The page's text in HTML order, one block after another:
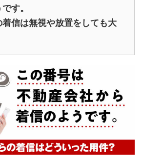
す。
信は無視や放置をしても大